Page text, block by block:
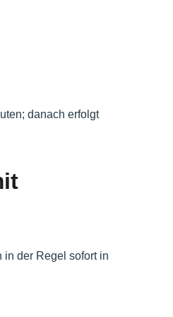
danach erfolgt
in der Regel sofort in